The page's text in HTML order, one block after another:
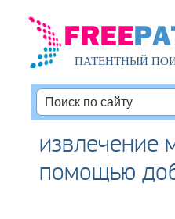
ПАТЕНТНЫЙ
извлечение
помощью